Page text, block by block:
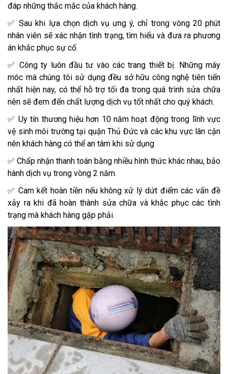
đáp những thắc mắc của khách hàng.
✅ Sau khi lựa chọn dịch vụ ưng ý, chỉ trong vòng 20 phút
nhân viên sẽ xác nhận tình trạng, tìm hiểu và đưa ra phương
án khắc phục sự cố.
✅ Công ty luôn đầu tư vào các trang thiết bị. Những máy
móc mà chúng tôi sử dụng đều sở hữu công nghệ tiên tiến
nhất hiện nay, có thể hỗ trợ tối đa trong quá trình sửa chữa
nên sẽ đem đến chất lượng dịch vụ tốt nhất cho quý khách.
✅ Uy tín thương hiệu hơn 10 năm hoạt động trong lĩnh vực
vệ sinh môi trường tại quận Thủ Đức và các khu vực lân cận
nên khách hàng có thể an tâm khi sử dụng
✅ Chấp nhận thanh toán bằng nhiều hình thức khác nhau, bảo
hành dịch vụ trong vòng 2 năm.
✅ Cam kết hoàn tiền nếu không xử lý dứt điểm các vấn đề
xảy ra khi đã hoàn thành sửa chữa và khắc phục các tình
trạng mà khách hàng gặp phải.